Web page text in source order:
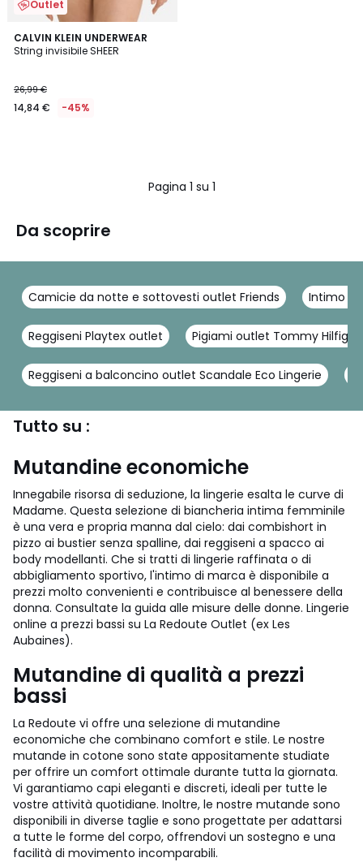
Outlet
CALVIN KLEIN UNDERWEAR
String invisibile SHEER
26,99 €
14,84 € -45%
Pagina 1 su 1
Da scoprire
Camicie da notte e sottovesti outlet Friends Intimo
Reggiseni Playtex outlet Pigiami outlet Tommy Hilfiger
Reggiseni a balconcino outlet Scandale Eco Lingerie
Tutto su :
Mutandine economiche
Innegabile risorsa di seduzione, la lingerie esalta le curve di
Madame. Questa selezione di biancheria intima femminile
è una vera e propria manna dal cielo: dai combishort in
pizzo ai bustier senza spalline, dai reggiseni a spacco ai
body modellanti. Che si tratti di lingerie raffinata o di
abbigliamento sportivo, l'intimo di marca è disponibile a
prezzi molto convenienti e contribuisce al benessere della
donna. Consultate la guida alle misure delle donne. Lingerie
online a prezzi bassi su La Redoute Outlet (ex Les
Aubaines).
Mutandine di qualità a prezzi
bassi
La Redoute vi offre una selezione di mutandine
economiche che combinano comfort e stile. Le nostre
mutande in cotone sono state appositamente studiate
per offrire un comfort ottimale durante tutta la giornata.
Vi garantiamo capi eleganti e discreti, ideali per tutte le
vostre attività quotidiane. Inoltre, le nostre mutande sono
disponibili in diverse taglie e sono progettate per adattarsi
a tutte le forme del corpo, offrendovi un sostegno e una
facilità di movimento incomparabili.